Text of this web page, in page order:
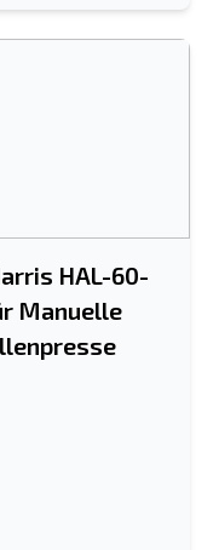
HAL-60-
Manuelle
Adresse oder